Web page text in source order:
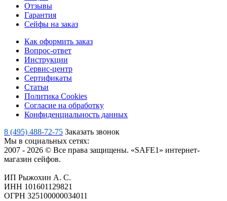
Отзывы
Гарантия
Сейфы на заказ
Как оформить заказ
Вопрос-ответ
Инструкции
Сервис-центр
Сертификаты
Статьи
Политика Cookies
Согласие на обработку
Конфиденциальность данных
8 (495) 488-72-75 Заказать звонок
Мы в социальных сетях:
2007 - 2026 © Все права защищены. «SAFE1» интернет-
магазин сейфов.
ИП Рыжохин А. С.
ИНН 101601129821
ОГРН 325100000034011